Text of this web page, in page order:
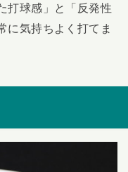
打球感」と「反発性
に気持ちよく打てま